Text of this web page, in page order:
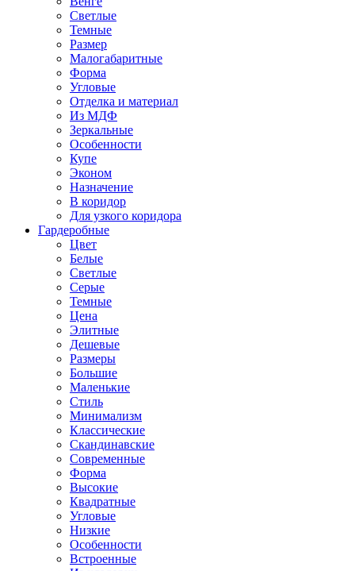
Светлые
Темные
Размер
Малогабаритные
Форма
Угловые
Отделка и материал
Из МДФ
Зеркальные
Особенности
Купе
Эконом
Назначение
В коридор
Для узкого коридора
Гардеробные
Цвет
Белые
Светлые
Серые
Темные
Цена
Элитные
Дешевые
Размеры
Большие
Маленькие
Стиль
Минимализм
Классические
Скандинавские
Современные
Форма
Высокие
Квадратные
Угловые
Низкие
Особенности
Встроенные